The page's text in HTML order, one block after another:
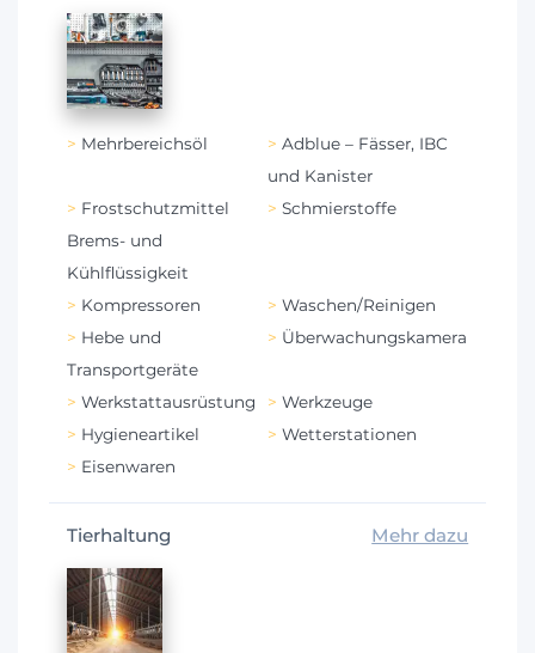
Mehrbereichsöl
Adblue – Fässer, IBC
und Kanister
Frostschutzmittel
Brems- und
Kühlflüssigkeit
Schmierstoffe
Kompressoren
Waschen/Reinigen
Hebe und
Transportgeräte
Überwachungskamera
Werkstattausrüstung
Werkzeuge
Hygieneartikel
Wetterstationen
Eisenwaren
Tierhaltung Mehr dazu